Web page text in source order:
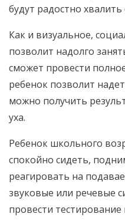
будут радостно хвалить
Как и визуальное,
позволит надолго
сможет провести
ребенок позволит
можно получить
уха.
Ребенок школьного
спокойно сидеть,
реагировать на
звуковые или речевые
провести